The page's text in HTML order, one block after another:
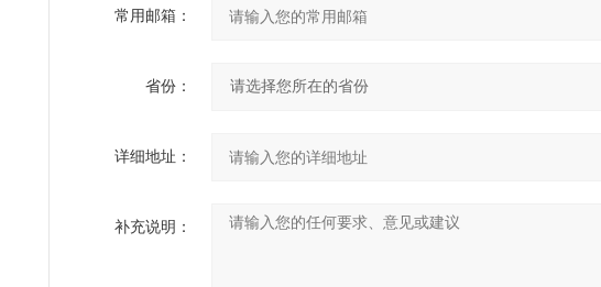
常用邮箱：
省份：
详细地址：
补充说明：